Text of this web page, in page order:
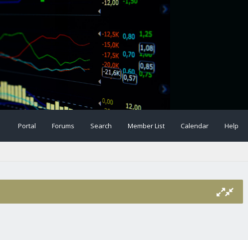
Portal Forums Search Member List Calendar Help